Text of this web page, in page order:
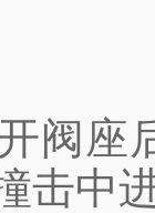
座后
击中